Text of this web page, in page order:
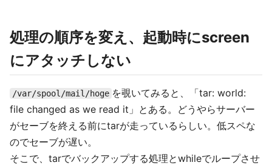
処理の順序を変え、起動時にscreen
にアタッチしない
/var/spool/mail/hoge を覗いてみると、「tar: world:
file changed as we read it」とある。どうやらサーバー
がセーブを終える前にtarが走っているらしい。低スペな
のでセーブが遅い。
そこで、tarでバックアップする処理とwhileでループさせ